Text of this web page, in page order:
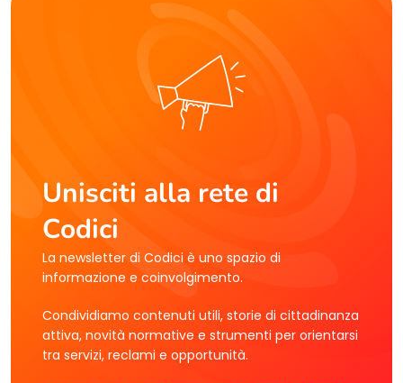
Unisciti alla rete di
Codici
La newsletter di Codici è uno spazio di
informazione e coinvolgimento.
Condividiamo contenuti utili, storie di cittadinanza
attiva, novità normative e strumenti per orientarsi
tra servizi, reclami e opportunità.